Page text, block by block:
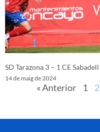
SD Tarazona 3 – 1 CE Sabadell
14 de maig de 2024
« Anterior 1 2